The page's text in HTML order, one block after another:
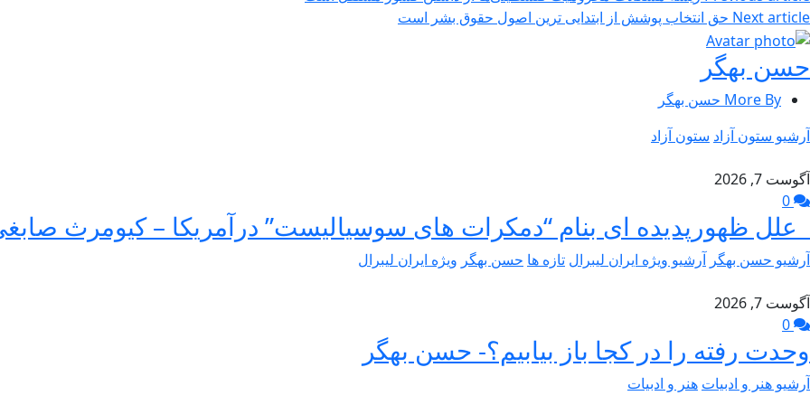
Next article حق انتخاب پوشش از ابتدایی ترین اصول حقوق بشر است
حسن بهگر
More By حسن بهگر
آرشیو ستون آزاد ستون آزاد
آگوست 7, 2026
علل ظهورپدیده ای بنام “دمکرات های سوسیالیست” درآمریکا – کیومرث
آرشیو حسن بهگر آرشیو ویژه ایران لیبرال تازه ها حسن بهگر ویژه ایران لیبرال
آگوست 7, 2026
وحدت رفته را در کجا باز بیابیم؟- حسن بهگر
آرشیو هنر و ادبیات هنر و ادبیات